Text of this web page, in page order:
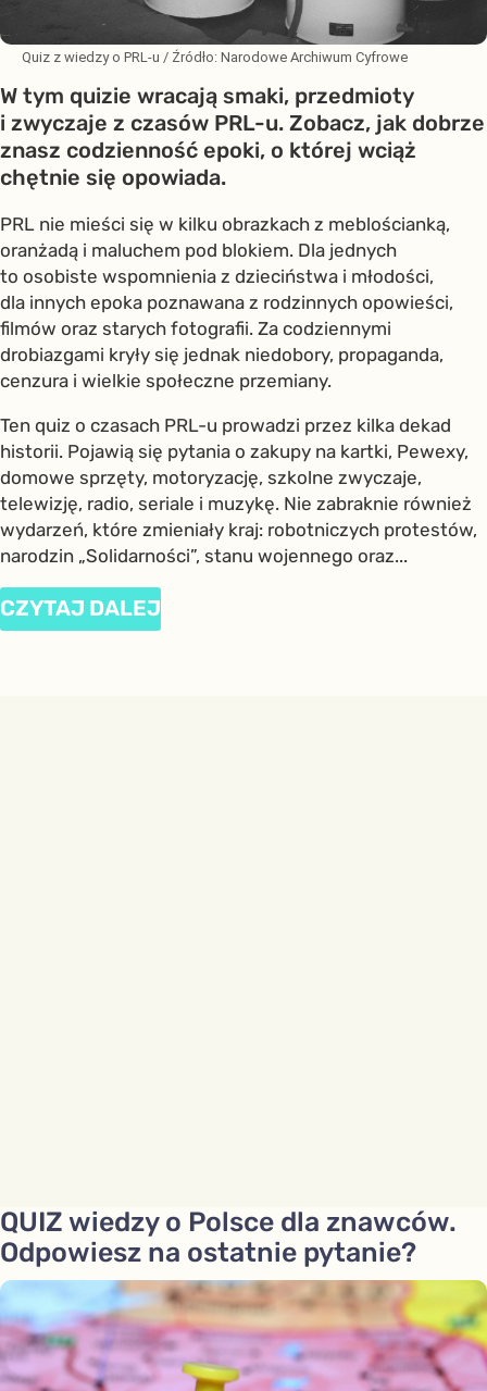
Quiz z wiedzy o PRL-u / Źródło: Narodowe Archiwum Cyfrowe
W tym quizie wracają smaki, przedmioty
i zwyczaje z czasów PRL-u. Zobacz, jak dobrze
znasz codzienność epoki, o której wciąż
chętnie się opowiada.
PRL nie mieści się w kilku obrazkach z meblościanką,
oranżadą i maluchem pod blokiem. Dla jednych
to osobiste wspomnienia z dzieciństwa i młodości,
dla innych epoka poznawana z rodzinnych opowieści,
filmów oraz starych fotografii. Za codziennymi
drobiazgami kryły się jednak niedobory, propaganda,
cenzura i wielkie społeczne przemiany.
Ten quiz o czasach PRL-u prowadzi przez kilka dekad
historii. Pojawią się pytania o zakupy na kartki, Pewexy,
domowe sprzęty, motoryzację, szkolne zwyczaje,
telewizję, radio, seriale i muzykę. Nie zabraknie również
wydarzeń, które zmieniały kraj: robotniczych protestów,
narodzin „Solidarności”, stanu wojennego oraz...
CZYTAJ DALEJ
QUIZ wiedzy o Polsce dla znawców.
Odpowiesz na ostatnie pytanie?